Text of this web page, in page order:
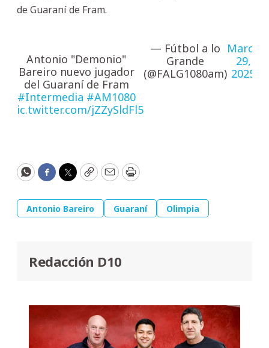
de Guaraní de Fram.
Antonio "Demonio"
Bareiro nuevo jugador
del Guaraní de Fram
#Intermedia #AM1080
pic.twitter.com/jZZySldFl5
— Fútbol a lo
Grande
(@FALG1080am)
March
29,
2025
WhatsApp
Facebook
Twitter
CopyEmailPrint
Antonio Bareiro Guaraní Olimpia
Redacción D10